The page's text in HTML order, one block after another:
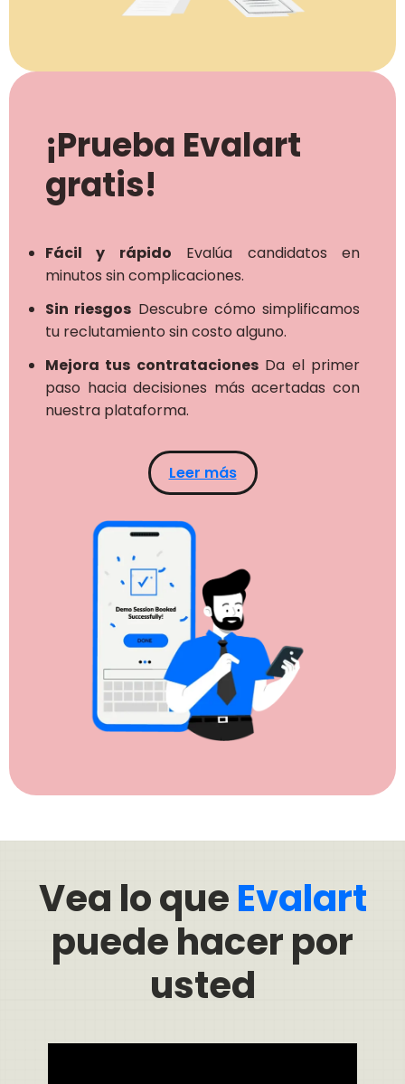
¡Prueba Evalart
gratis!
Fácil y rápido Evalúa candidatos en
minutos sin complicaciones.
Sin riesgos Descubre cómo simplificamos
tu reclutamiento sin costo alguno.
Mejora tus contratacionesDa el primer
paso hacia decisiones más acertadas con
nuestra plataforma.
Leer más
Vea lo queEvalart
puede hacer por
usted